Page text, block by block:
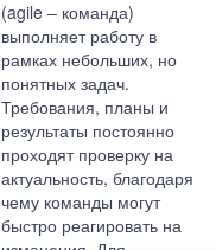
(agile – команда)
выполняет работу в
рамках небольших, но
понятных задач.
Требования, планы и
результаты постоянно
проходят проверку на
актуальность, благодаря
чему команды могут
быстро реагировать на